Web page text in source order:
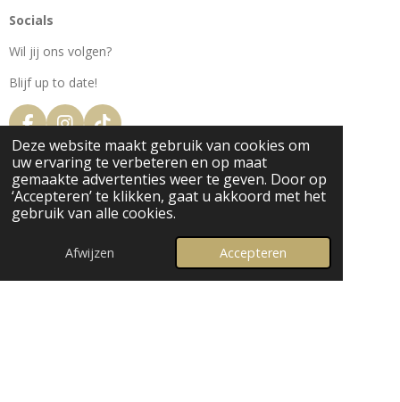
Deze website maakt gebruik van cookies om
uw ervaring te verbeteren en op maat
gemaakte advertenties weer te geven. Door op
‘Accepteren’ te klikken, gaat u akkoord met het
gebruik van alle cookies.
Afwijzen Accepteren
Socials
Wil jij ons volgen?
Blijf up to date!
F
a
c
e
b
o
I
n
s
t
a
g
a
T
k
T
o
k
Nieuwsbrief
Op de hoogte blijven van het laatste nieuws?
Meld je aan voor onze nieuwsbrief!
E-mail *